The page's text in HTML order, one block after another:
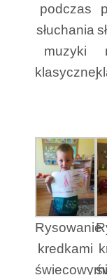
podczas
słuchania
muzyki
klasycznej
Rysowanie
kredkami
świecowymi